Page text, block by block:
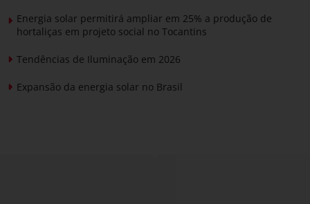
Energia solar permitirá ampliar em 25% a produção de
hortaliças em projeto social no Tocantins
Tendências de Iluminação em 2026
Expansão da energia solar no Brasil